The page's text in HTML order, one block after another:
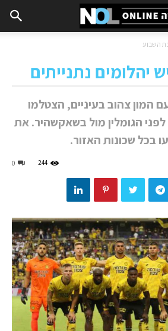
השבוע
יהלומים נתנייתים
המון צהוב בעיניים, הצטלמו
הגומלין מול בשאקשהיר. את
בכל שכונות האזור.
0 244